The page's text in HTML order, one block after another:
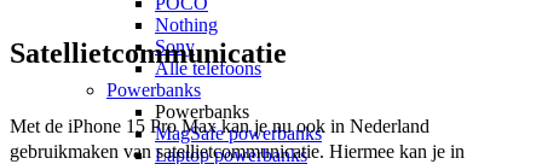
Nothing
Sony
Alle telefoons
Powerbanks
Powerbanks
MagSafe powerbanks
Laptop powerbanks
Satellietcommunicatie
Met de iPhone 15 Pro Max kan je nu ook in Nederland
gebruikmaken van satellietcommunicatie. Hiermee kan je in